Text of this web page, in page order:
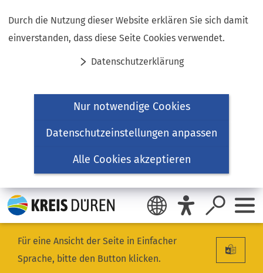
Durch die Nutzung dieser Website erklären Sie sich damit
einverstanden, dass diese Seite Cookies verwendet.
Datenschutzerklärung
Nur notwendige Cookies
Datenschutzeinstellungen anpassen
Alle Cookies akzeptieren
Inhalt anspringen
Für eine Ansicht der Seite in Einfacher
Sprache, bitte den Button klicken.